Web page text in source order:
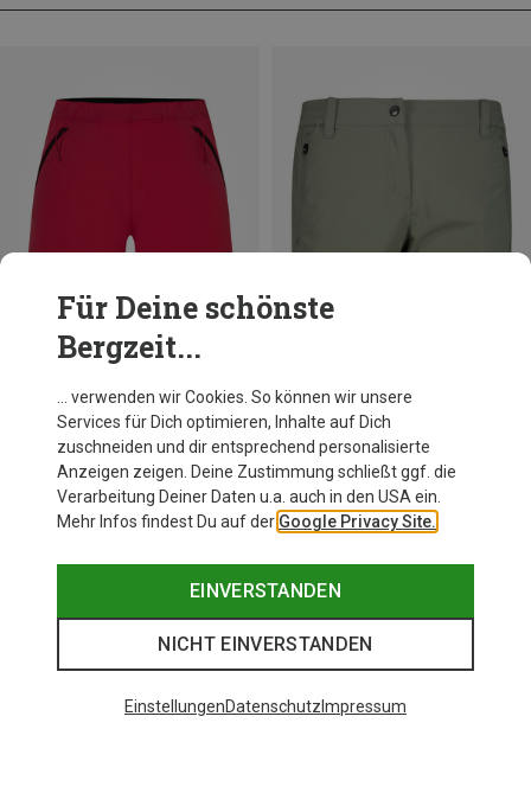
Du sparst 44% Du sparst 37%
Beliebte Kategorien
Für Deine schönste
Bergzeit...
… verwenden wir Cookies. So können wir unsere
Services für Dich optimieren, Inhalte auf Dich
zuschneiden und dir entsprechend personalisierte
Anzeigen zeigen. Deine Zustimmung schließt ggf. die
Verarbeitung Deiner Daten u.a. auch in den USA ein.
Mehr Infos findest Du auf der Google Privacy Site.
EINVERSTANDEN
NICHT EINVERSTANDEN
EinstellungenDatenschutz Impressum